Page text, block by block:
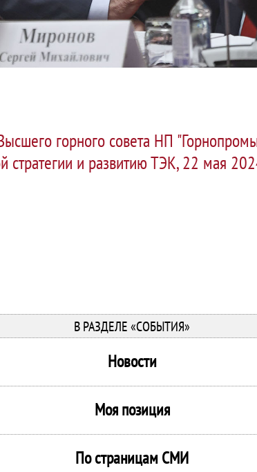
горного совета НП
стратегии и развитию ТЭК, 22 мая
В РАЗДЕЛЕ «СОБЫТИЯ»
Новости
Моя позиция
По страницам СМИ